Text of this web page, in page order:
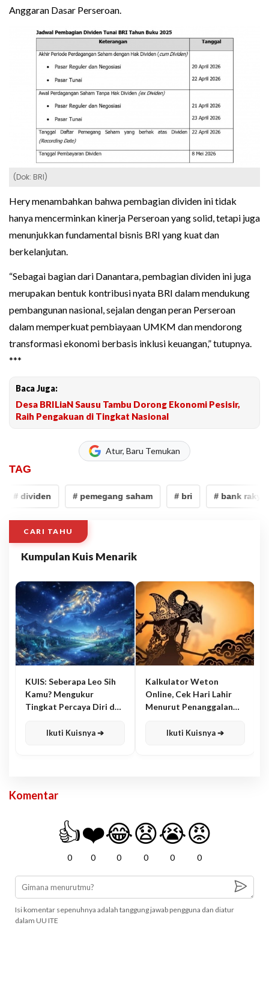
Anggaran Dasar Perseroan.
(Dok: BRI)
Hery menambahkan bahwa pembagian dividen ini tidak
hanya mencerminkan kinerja Perseroan yang solid, tetapi juga
menunjukkan fundamental bisnis BRI yang kuat dan
berkelanjutan.
“Sebagai bagian dari Danantara, pembagian dividen ini juga
merupakan bentuk kontribusi nyata BRI dalam mendukung
pembangunan nasional, sejalan dengan peran Perseroan
dalam memperkuat pembiayaan UMKM dan mendorong
transformasi ekonomi berbasis inklusi keuangan,” tutupnya.
***
Baca Juga:
Desa BRILiaN Sausu Tambu Dorong Ekonomi Pesisir,
Raih Pengakuan di Tingkat Nasional
Atur, Baru Temukan
TAG
# dividen # pemegang saham # bri # bank rakyat
CARI TAHU
Kumpulan Kuis Menarik
KUIS: Seberapa Leo Sih
Kamu? Mengukur
Tingkat Percaya Diri dan
Ikuti Kuisnya ➔
Kalkulator Weton
Online, Cek Hari Lahir
Menurut Penanggalan
Ikuti Kuisnya ➔
Komentar
👍
0
❤️
0
😂
0
😧
0
😭
0
😡
0
Isi komentar sepenuhnya adalah tanggung jawab pengguna dan diatur
dalam UU ITE